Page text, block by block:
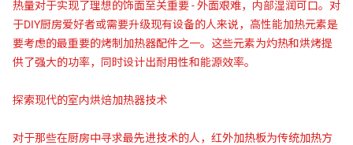
热量对于实现了理想的饰面至关重要 - 外面艰难，内部湿润可口。对
于DIY厨房爱好者或需要升级现有设备的人来说，高性能加热元素是
要考虑的最重要的烤制加热器配件之一。这些元素为灼热和烘烤提
供了强大的功率，同时设计出耐用性和能源效率。
探索现代的室内烘焙加热器技术
对于那些在厨房中寻求最先进技术的人，红外加热板为传统加热方